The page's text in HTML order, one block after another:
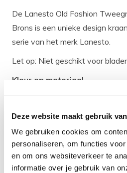
Deze website maakt gebruik
We gebruiken cookies om
personaliseren, om functies
en om ons websiteverkeer te
informatie over je gebruik van
De Lanesto Old Fashion
Brons is een unieke design
serie van het merk Lanesto.
Let op: Niet geschikt voor
Kleur en materiaal
De kraan is in de kleur Brons
metaalsoort met bacterie-
is hierdoor veilig om toe te
aanraking komen met de
messing makkelijk te